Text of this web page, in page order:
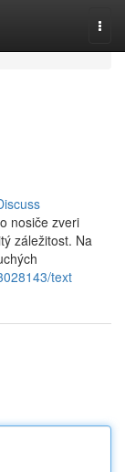
nosiče zveri
záležitost. Na
text